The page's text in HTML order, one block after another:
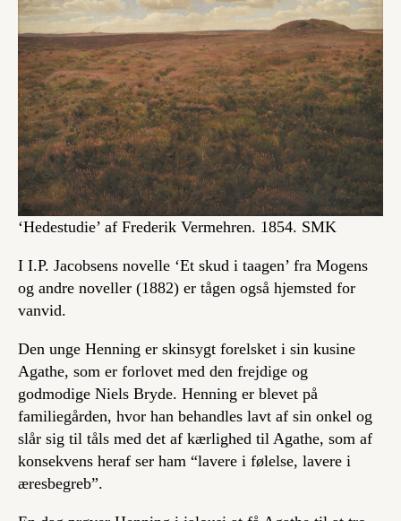
‘Hedestudie’ af Frederik Vermehren. 1854. SMK
I I.P. Jacobsens novelle ‘Et skud i taagen’ fra Mogens
og andre noveller (1882) er tågen også hjemsted for
vanvid.
Den unge Henning er skinsygt forelsket i sin kusine
Agathe, som er forlovet med den frejdige og
godmodige Niels Bryde. Henning er blevet på
familiegården, hvor han behandles lavt af sin onkel og
slår sig til tåls med det af kærlighed til Agathe, som af
konsekvens heraf ser ham “lavere i følelse, lavere i
æresbegreb”.